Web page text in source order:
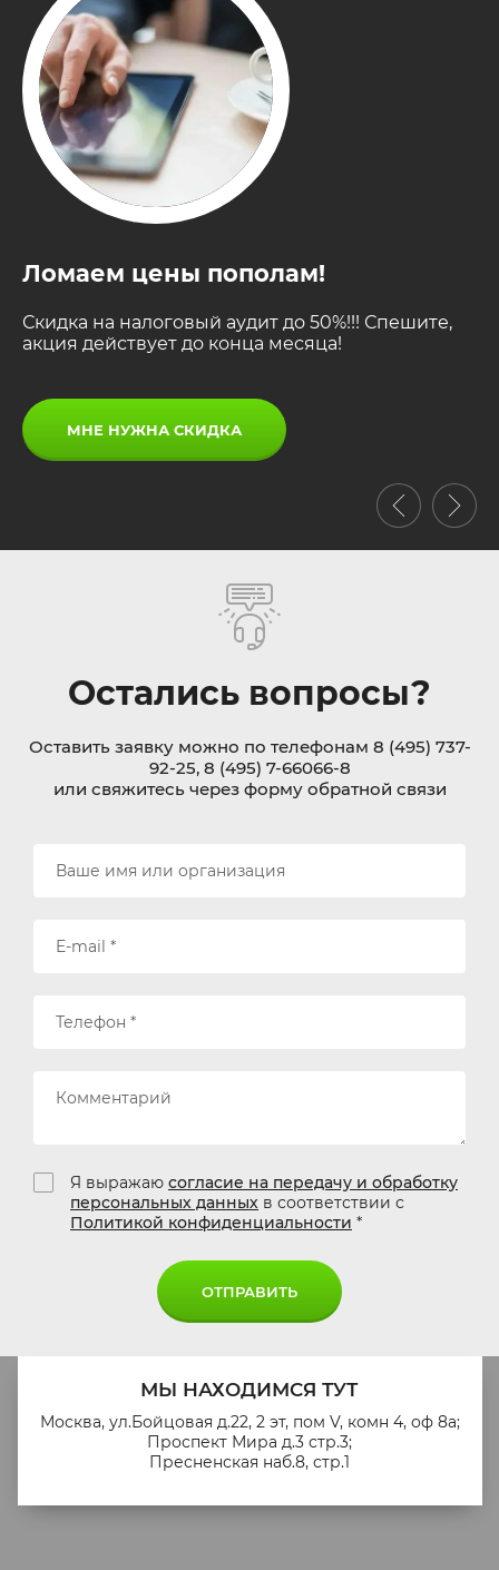
Ломаем цены пополам!
Скидка на налоговый аудит до 50%!!! Спешите,
акция действует до конца месяца!
МНЕ НУЖНА СКИДКА
Остались вопросы?
Оставить заявку можно по телефонам 8 (495) 737-
92-25, 8 (495) 7-66066-8
или свяжитесь через форму обратной связи
Я выражаю согласие на передачу и обработку
персональных данных в соответствии с
Политикой конфиденциальности *
ОТПРАВИТЬ
МЫ НАХОДИМСЯ ТУТ
Москва, ул.Бойцовая д.22, 2 эт, пом V, комн 4, оф 8а;
Проспект Мира д.3 стр.3;
Пресненская наб.8, стр.1